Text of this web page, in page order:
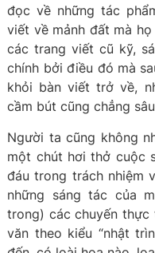
đọc về những tác
viết về mảnh đất mà
các trang viết cũ kỹ,
chính bởi điều đó mà
khỏi bàn viết trở về,
cầm bút cũng chẳng
Người ta cũng không
một chút hơi thở cuộc
đáu trong trách nhiệm
những sáng tác của
trong) các chuyến thực
văn theo kiểu “nhật